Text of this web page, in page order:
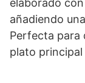
añadiendo
Perfecta para
plato principal